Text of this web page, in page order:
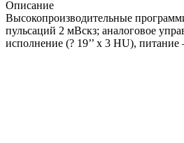
Описание
Высокопроизводительные
пульсаций 2 мВскз; аналоговое
исполнение (? 19’’ х 3 HU),